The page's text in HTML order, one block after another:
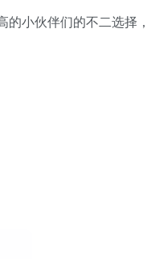
小伙伴们的不二选择，